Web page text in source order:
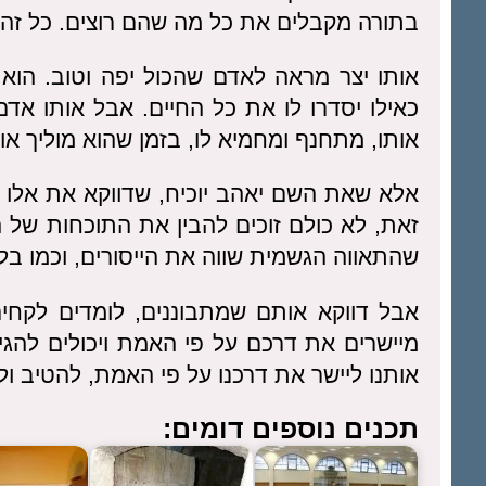
בתורה מקבלים את כל מה שהם רוצים. כל
אותו יצר מראה לאדם שהכול יפה וטוב.
כאילו יסדרו לו את כל החיים. אבל אותו
אותו, מתחנף ומחמיא לו, בזמן שהוא מוליך
אלא שאת השם יאהב יוכיח, שדווקא את אלו
זאת, לא כולם זוכים להבין את התוכחות
שהתאווה הגשמית שווה את הייסורים,
אבל דווקא אותם שמתבוננים, לומדים
מיישרים את דרכם על פי האמת ויכולים
אותנו ליישר את דרכנו על פי האמת, להטיב
תכנים נוספים דומים: